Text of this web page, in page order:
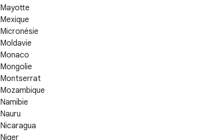
Mayotte
Mexique
Micronésie
Moldavie
Monaco
Mongolie
Montserrat
Mozambique
Namibie
Nauru
Nicaragua
Niger